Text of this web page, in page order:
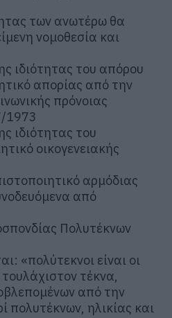
των ανωτέρω θα
νομοθεσία και
ιδιότητας του απόρου
απορίας από την
πρόνοιας
1973
ιδιότητας του
οικογενειακής
αρμόδιας
από
Πολυτέκνων
«πολύτεκνοι είναι οι
τέκνα,
από την
πολυτέκνων, ηλικίας και